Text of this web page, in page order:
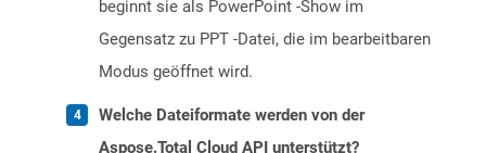
beginnt sie als PowerPoint -Show im
Gegensatz zu PPT -Datei, die im bearbeitbaren
Modus geöffnet wird.
Welche Dateiformate werden von der
Aspose.Total Cloud API unterstützt?